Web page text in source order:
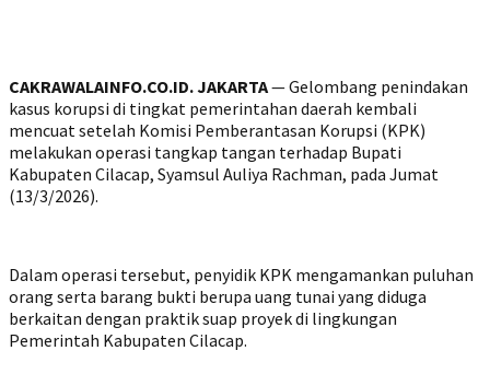
CAKRAWALAINFO.CO.ID. JAKARTA— Gelombang penindakan
kasus korupsi di tingkat pemerintahan daerah kembali
mencuat setelah Komisi Pemberantasan Korupsi (KPK)
melakukan operasi tangkap tangan terhadap Bupati
Kabupaten Cilacap, Syamsul Auliya Rachman, pada Jumat
(13/3/2026).
Dalam operasi tersebut, penyidik KPK mengamankan puluhan
orang serta barang bukti berupa uang tunai yang diduga
berkaitan dengan praktik suap proyek di lingkungan
Pemerintah Kabupaten Cilacap.